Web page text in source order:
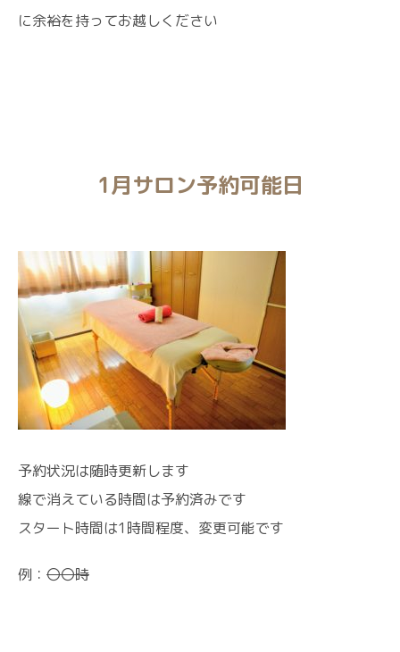
に余裕を持ってお越しください
1月サロン予約可能日
予約状況は随時更新します
線で消えている時間は予約済みです
スタート時間は1時間程度、変更可能です
例： 〇〇時